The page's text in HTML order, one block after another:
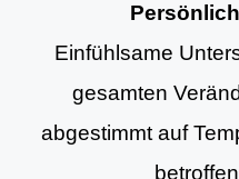
Einfühlsame
gesamten
abgestimmt auf